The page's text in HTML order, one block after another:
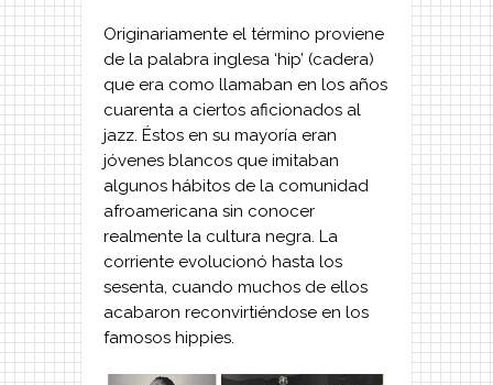
Originariamente el término proviene
de la palabra inglesa ‘hip’ (cadera)
que era como llamaban en los años
cuarenta a ciertos aficionados al
jazz. Éstos en su mayoría eran
jóvenes blancos que imitaban
algunos hábitos de la comunidad
afroamericana sin conocer
realmente la cultura negra. La
corriente evolucionó hasta los
sesenta, cuando muchos de ellos
acabaron reconvirtiéndose en los
famosos hippies.